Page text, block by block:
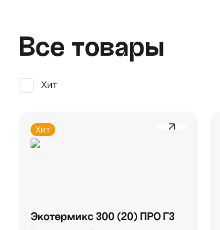
Все товары
Хит
Хит
Экотермикс 300 (20) ПРО Г3